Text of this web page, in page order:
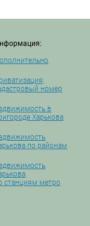
номер
в
Харькова
по районам
станциям метро